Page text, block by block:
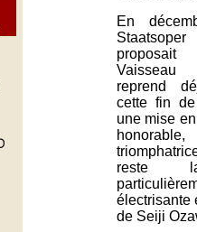
En
Vaisseau
reprend
cette fin
une mise
reste
électrisante
de Seiji